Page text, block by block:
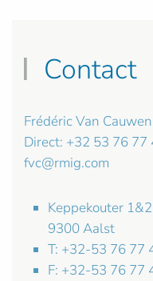
Contact
Frédéric Van
Direct: +32 53 76 77
fvc@rmig.com
Keppekouter
9300 Aalst
T: +32-53 76 77
F: +32-53 76 77